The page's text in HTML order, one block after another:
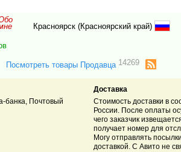
Красноярск (Красноярский край)
Посмотреть товары Продавца 14269
банка, Почтовый
Доставка
Стоимость доставки в
России. После оплаты
чего заказчик
получает номер для
Могу отправлять
доставкой. С Авито не